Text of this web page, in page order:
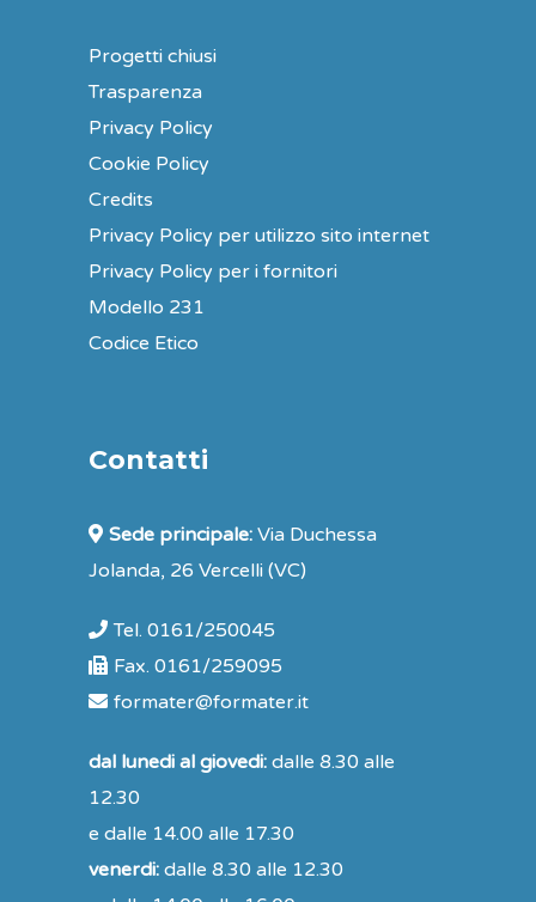
Progetti chiusi
Trasparenza
Privacy Policy
Cookie Policy
Credits
Privacy Policy per utilizzo sito internet
Privacy Policy per i fornitori
Modello 231
Codice Etico
Contatti
Sede principale: Via Duchessa
Jolanda, 26 Vercelli (VC)
Tel. 0161/250045
Fax. 0161/259095
formater@formater.it
dal lunedi al giovedi: dalle 8.30 alle
12.30
e dalle 14.00 alle 17.30
venerdi: dalle 8.30 alle 12.30